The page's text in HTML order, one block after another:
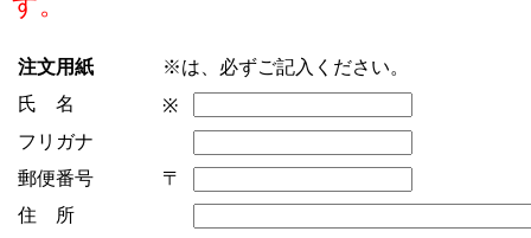
注文用紙
※は、必ずご記入ください。
氏 名
※
フリガナ
郵便番号
〒
住 所